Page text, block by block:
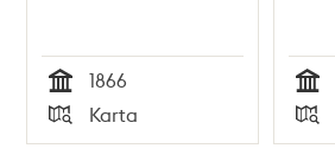
Tid
1866
Typ
Karta Tid
Typ